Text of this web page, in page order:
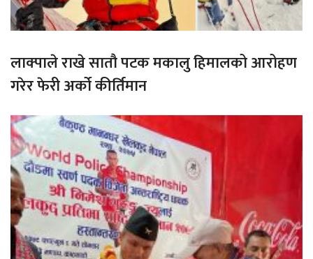
लाक्पाले राखे सातौ पटक मकालु हिमालको आरोहण
गरेर फेरी अर्को कीर्तिमान